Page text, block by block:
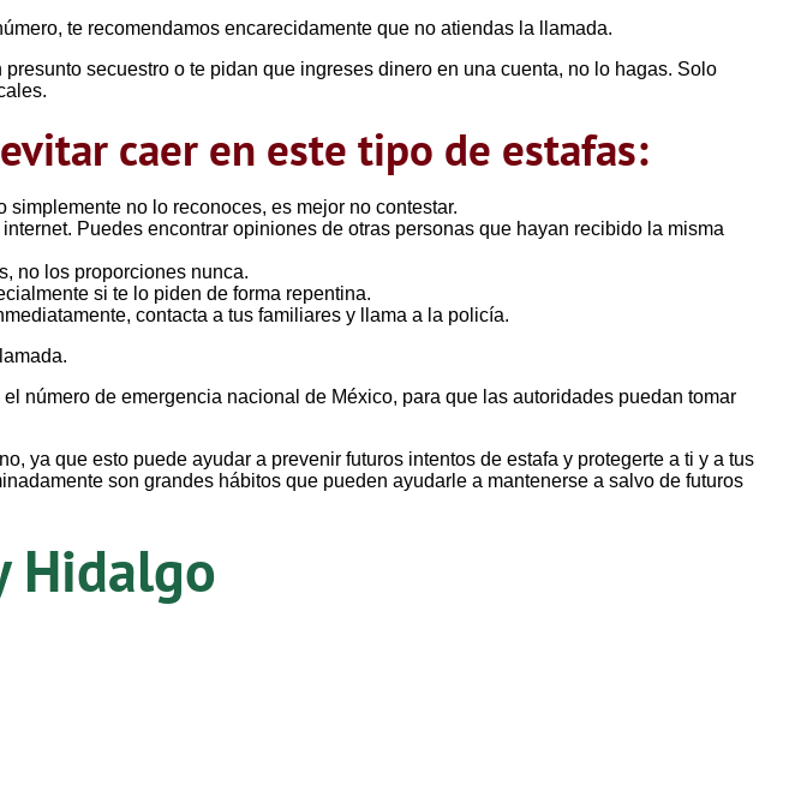
te recomendamos encarecidamente que no atiendas la llamada.
secuestro o te pidan que ingreses dinero en una cuenta, no lo hagas. Solo
caer en este tipo de estafas:
no lo reconoces, es mejor no contestar.
Puedes encontrar opiniones de otras personas que hayan recibido la misma
no los proporciones nunca.
si te lo piden de forma repentina.
contacta a tus familiares y llama a la policía.
número de emergencia nacional de México, para que las autoridades puedan tomar
ya que esto puede ayudar a prevenir futuros intentos de estafa y protegerte a ti y a tus
son grandes hábitos que pueden ayudarle a mantenerse a salvo de futuros
Hidalgo